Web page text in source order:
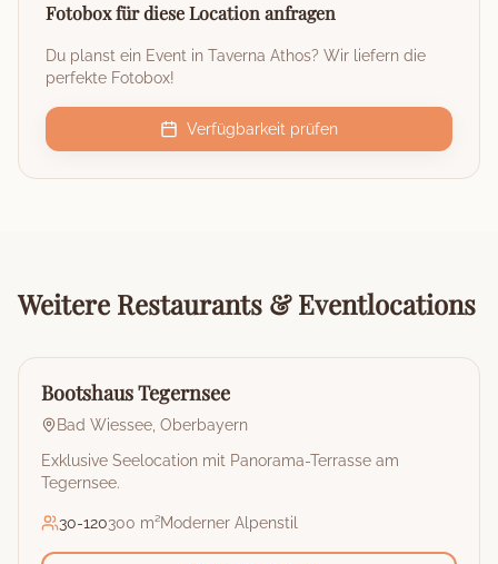
Fotobox für diese Location anfragen
Du planst ein Event in Taverna Athos? Wir liefern die
perfekte Fotobox!
Verfügbarkeit prüfen
Weitere Restaurants & Eventlocations
🏰
Restaurant & Eventlocation
Bootshaus Tegernsee
Bad Wiessee Oberbayern
Exklusive Seelocation mit Panorama-Terrasse am
Tegernsee.
30-120300 m²Moderner Alpenstil